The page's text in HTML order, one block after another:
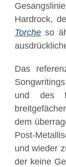
Hardrock,
Torche so
Das
und des
dem
Post-
und wieder
der keine